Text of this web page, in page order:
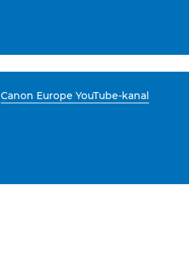
Canon Europe YouTube-kanal